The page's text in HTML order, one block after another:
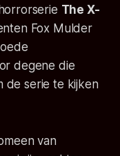
The X-
Fox Mulder
degene die
de serie te kijken
van